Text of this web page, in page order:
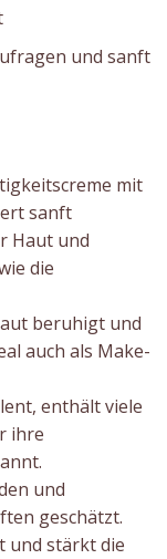
und sanft
mit
sanft
Haut und
die
beruhigt und
auch als Make-
enthält viele
ihre
und
geschätzt.
und stärkt die